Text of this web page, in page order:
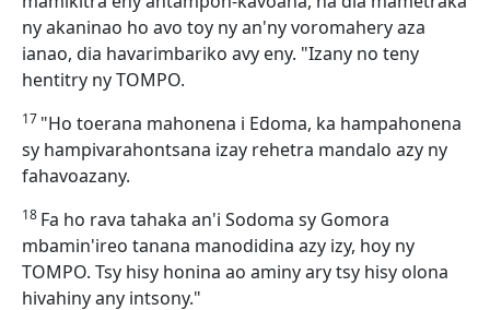
ny akaninao ho avo toy ny an'ny voromahery aza
ianao, dia havarimbariko avy eny. "Izany no teny
hentitry ny TOMPO.
17 "Ho toerana mahonena i Edoma, ka hampahonena
sy hampivarahontsana izay rehetra mandalo azy ny
fahavoazany.
18 Fa ho rava tahaka an'i Sodoma sy Gomora
mbamin'ireo tanana manodidina azy izy, hoy ny
TOMPO. Tsy hisy honina ao aminy ary tsy hisy olona
hivahiny any intsony."